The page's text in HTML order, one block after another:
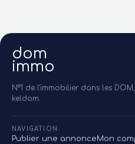
dom
immo
N°1 de l'immobilier dans les
keldom.
NAVIGATION
Publier une annonceMon